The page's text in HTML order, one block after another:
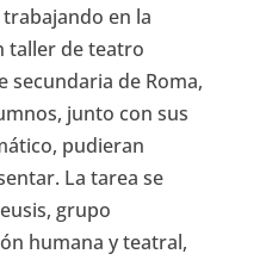
en la
taller de teatro
secundaria de Roma,
junto con sus
pudieran
La tarea se
grupo
humana y teatral,